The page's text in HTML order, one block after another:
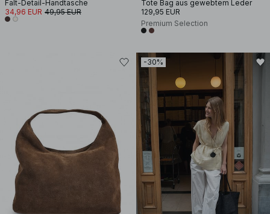
Falt-Detail-Handtasche
34,96 EUR 49,95 EUR
Tote Bag aus gewebtem Leder
129,95 EUR
Premium Selection
-30%